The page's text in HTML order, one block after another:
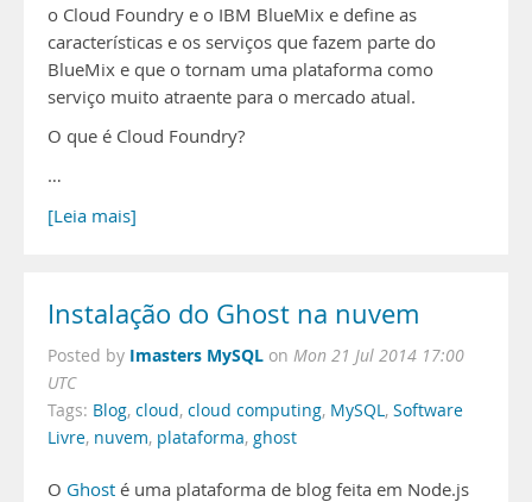
o Cloud Foundry e o IBM BlueMix e define as
características e os serviços que fazem parte do
BlueMix e que o tornam uma plataforma como
serviço muito atraente para o mercado atual.
O que é Cloud Foundry?
…
[Leia mais]
Instalação do Ghost na nuvem
Posted by Imasters MySQL on Mon 21 Jul 2014 17:00
UTC
Tags: Blog, cloud, cloud computing, MySQL, Software
Livre, nuvem, plataforma, ghost
O Ghost é uma plataforma de blog feita em Node.js